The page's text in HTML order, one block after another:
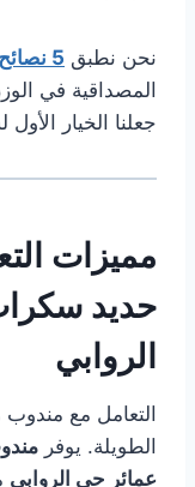
نحن نطبق 5 نصائح ذهبية لتحسين سعر بيعك
المصداقية في
جعلنا الخيار
مميزات
حديد
الروابي
التعامل مع
الطويلة. يوفر
عمائر حي الروابي